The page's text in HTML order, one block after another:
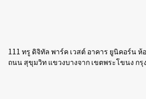
111 ทรู ดิจิทัล พาร์ค เวสต์ อาคาร ยูนิคอร์น ห้
ถนน สุขุมวิท แขวงบางจาก เขตพระโขนง กรุ